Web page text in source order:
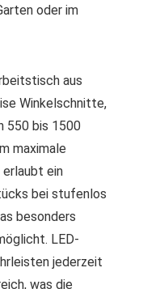
oder im
aus
Winkelschnitte,
550 bis 1500
maximale
ein
bei stufenlos
besonders
LED-
jederzeit
was die